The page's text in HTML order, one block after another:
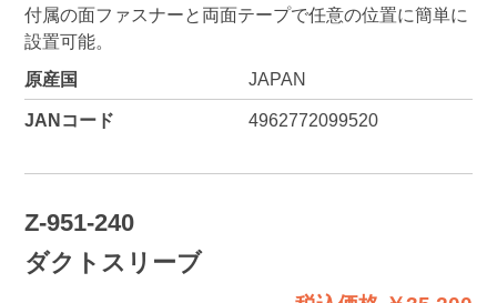
付属の面ファスナーと両面テープで任意の位置に簡単に
設置可能。
原産国
JAPAN
JANコード 4962772099520
Z-951-240
ダクトスリーブ